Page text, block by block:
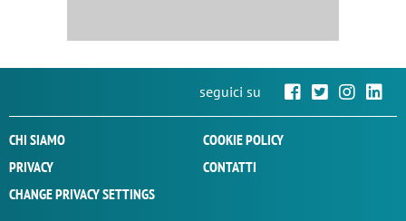
seguici su
CHI SIAMO
COOKIE POLICY
PRIVACY
CONTATTI
CHANGE PRIVACY SETTINGS